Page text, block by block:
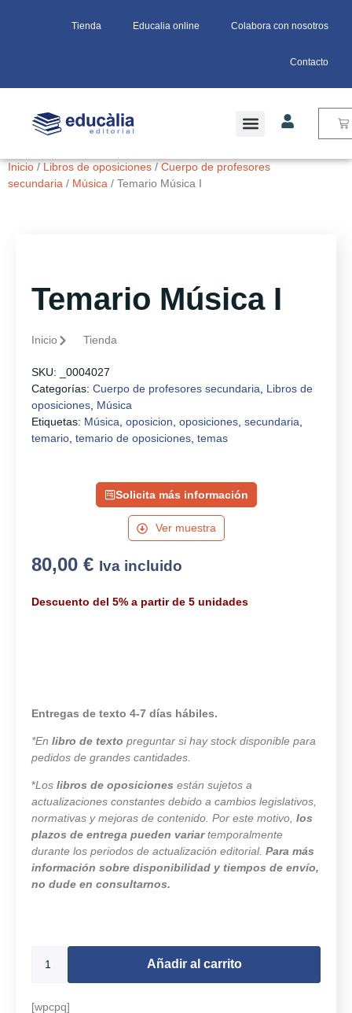
Tienda Educalia online Colabora con nosotros
Contacto
Inicio/Libros de oposiciones/Cuerpo de profesores
secundaria / Música / Temario Música I
Temario Música I
Inicio Tienda
SKU:
_0004027
Categorías: Cuerpo de profesores secundaria
Libros de
oposiciones Música
Etiquetas: Música oposicion oposiciones secundaria
temario temario de oposiciones temas
Solicita más información
Ver muestra
80,00 € Iva incluido
Descuento del 5% a partir de 5 unidades
Entregas de texto 4-7 días hábiles.
*En libro de texto preguntar si hay stock disponible para
pedidos de grandes cantidades.
*Los libros de oposiciones están sujetos a
actualizaciones constantes debido a cambios legislativos,
normativas y mejoras de contenido. Por este motivo, los
plazos de entrega pueden variartemporalmente
durante los periodos de actualización editorial. Para más
información sobre disponibilidad y tiempos de envío,
no dude en consultarnos.
Añadir al carrito
[wpcpq]